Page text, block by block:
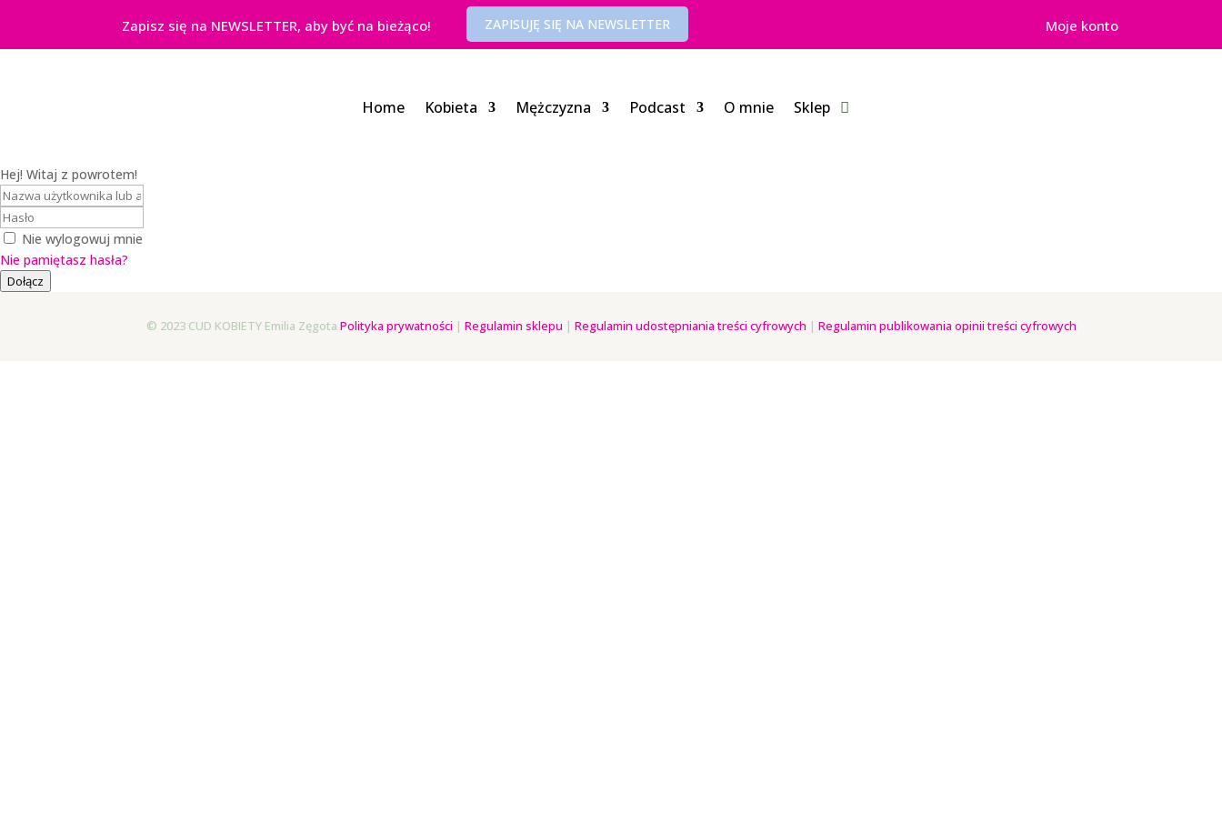
Zapisz się na NEWSLETTER, aby być na bieżąco! ZAPISUJĘ SIĘ NA NEWSLETTER Moje konto
Home Kobieta Mężczyzna Podcast O mnie Sklep
Hej! Witaj z powrotem!
Nie wylogowuj mnie
Nie pamiętasz hasła?
Dołącz
© 2023 CUD KOBIETY Emilia Zęgota Polityka prywatności | Regulamin sklepu | Regulamin udostępniania treści cyfrowych | Regulamin publikowania opinii treści cyfrowych